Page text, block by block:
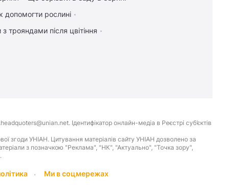
допомогти рослині
трояндами після цвітіння
Ідентифікатор онлайн-медіа в Реєстрі суб’єктів
згоди УНІАН. Цитування матеріалів сайту УНІАН дозволено за
з позначкою "Реклама", "НК", "Актуально", "Точка зору",
Ми в соцмережах